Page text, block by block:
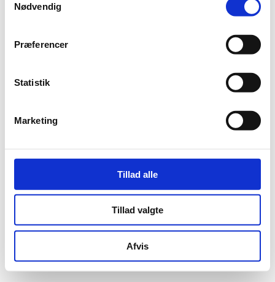
Nødvendig
Præferencer
Statistik
Marketing
Tillad alle
Tillad valgte
Afvis